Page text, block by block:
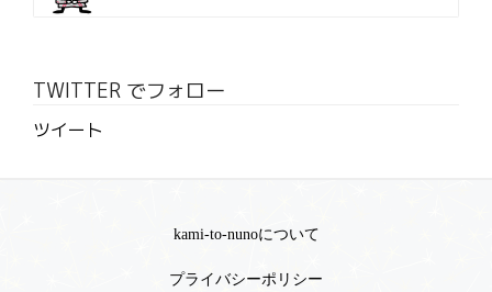
TWITTER でフォロー
ツイート
kami-to-nunoについて
プライバシーポリシー